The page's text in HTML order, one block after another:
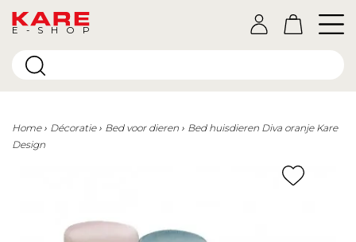
E-SHOP
Home Décoratie Bed voor dieren
Bed huisdieren Diva oranje Kare
Design